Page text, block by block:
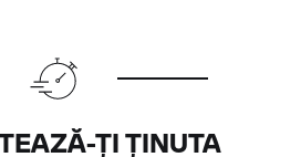
ȚI ȚINUTA